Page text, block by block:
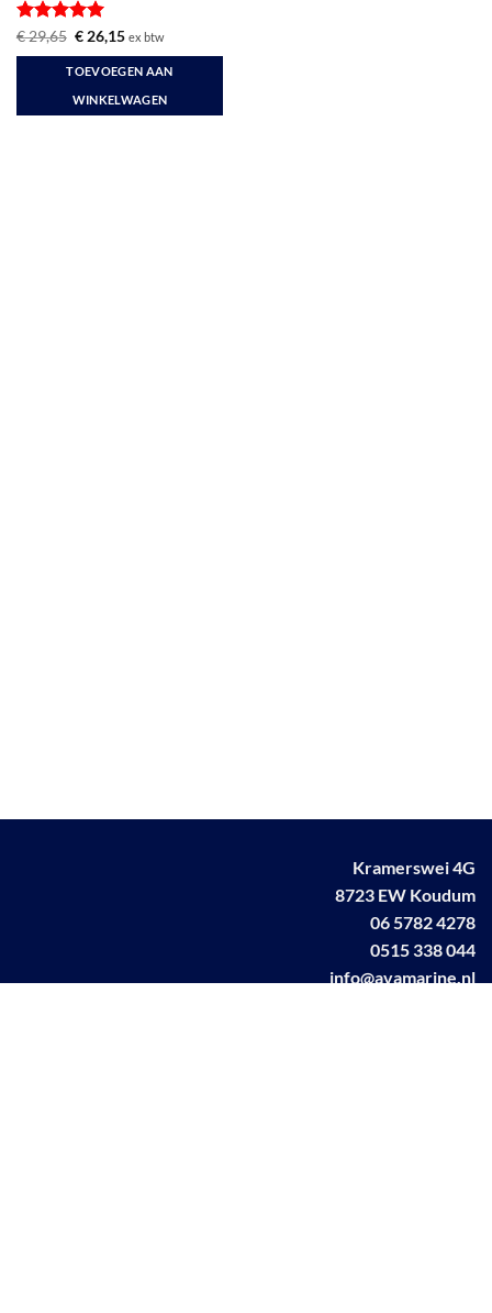
Gewaardeerd
5uit 5
€29,65 Oorspronkelijke
was:
€ 29,65.
€26,15Huidige
is:
€ 26,15.
ex btw
TOEVOEGEN AAN
WINKELWAGEN
Kramerswei 4G
8723 EW Koudum
06 5782 4278
0515 338 044
info@avamarine.nl